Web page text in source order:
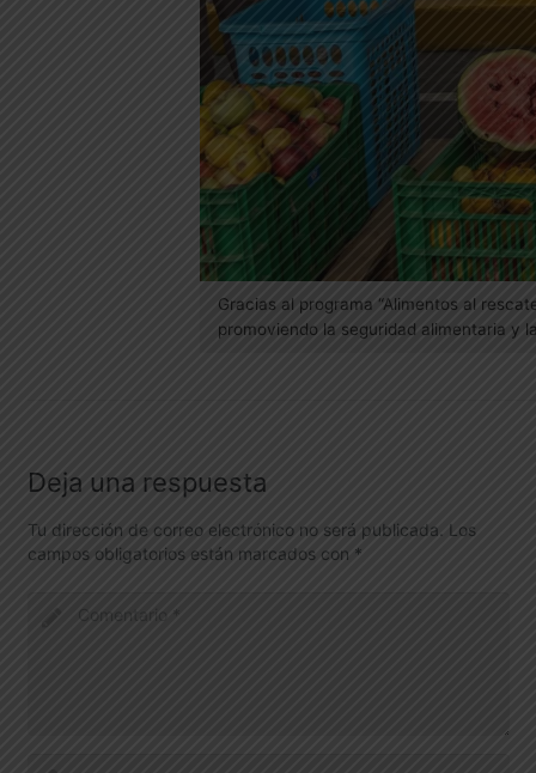
Gracias al programa “Alimentos al
promoviendo la seguridad alimentaria y
Deja una respuesta
Tu dirección de correo electrónico no será publicada. Los
campos obligatorios están marcados con *